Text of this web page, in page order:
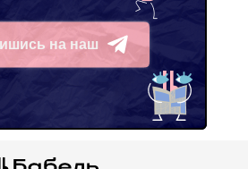
на наш